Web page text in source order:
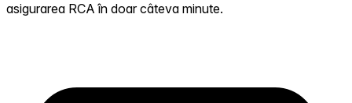
asigurarea RCA în doar câteva minute.